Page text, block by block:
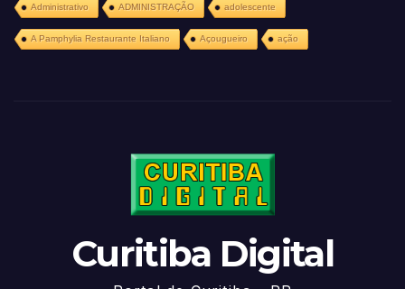
Administrativo ADMINISTRAÇÃO adolescente
A Pamphylia Restaurante Italiano Açougueiro ação
Curitiba Digital